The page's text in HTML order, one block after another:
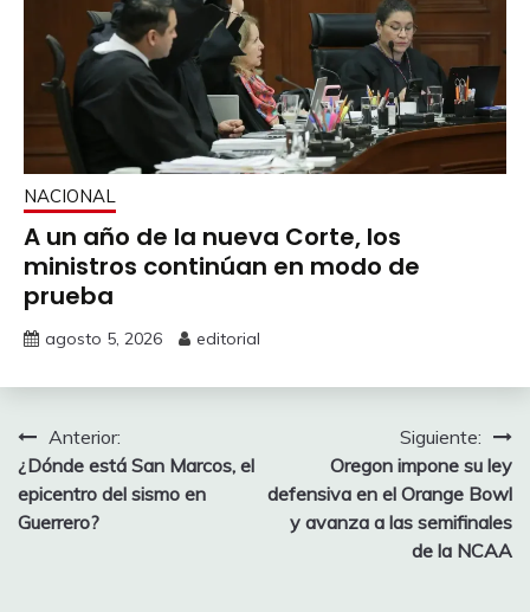
NACIONAL
A un año de la nueva Corte, los
ministros continúan en modo de
prueba
agosto 5, 2026 editorial
Navegación
de
entradas
Anterior:
¿Dónde está San Marcos, el
epicentro del sismo en
Guerrero?
Siguiente:
Oregon impone su ley
defensiva en el Orange Bowl
y avanza a las semifinales
de la NCAA